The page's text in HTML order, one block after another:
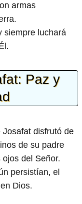
armas
siempre luchará
Paz y
disfrutó de
de su padre
del Señor.
persistían, el
Dios.